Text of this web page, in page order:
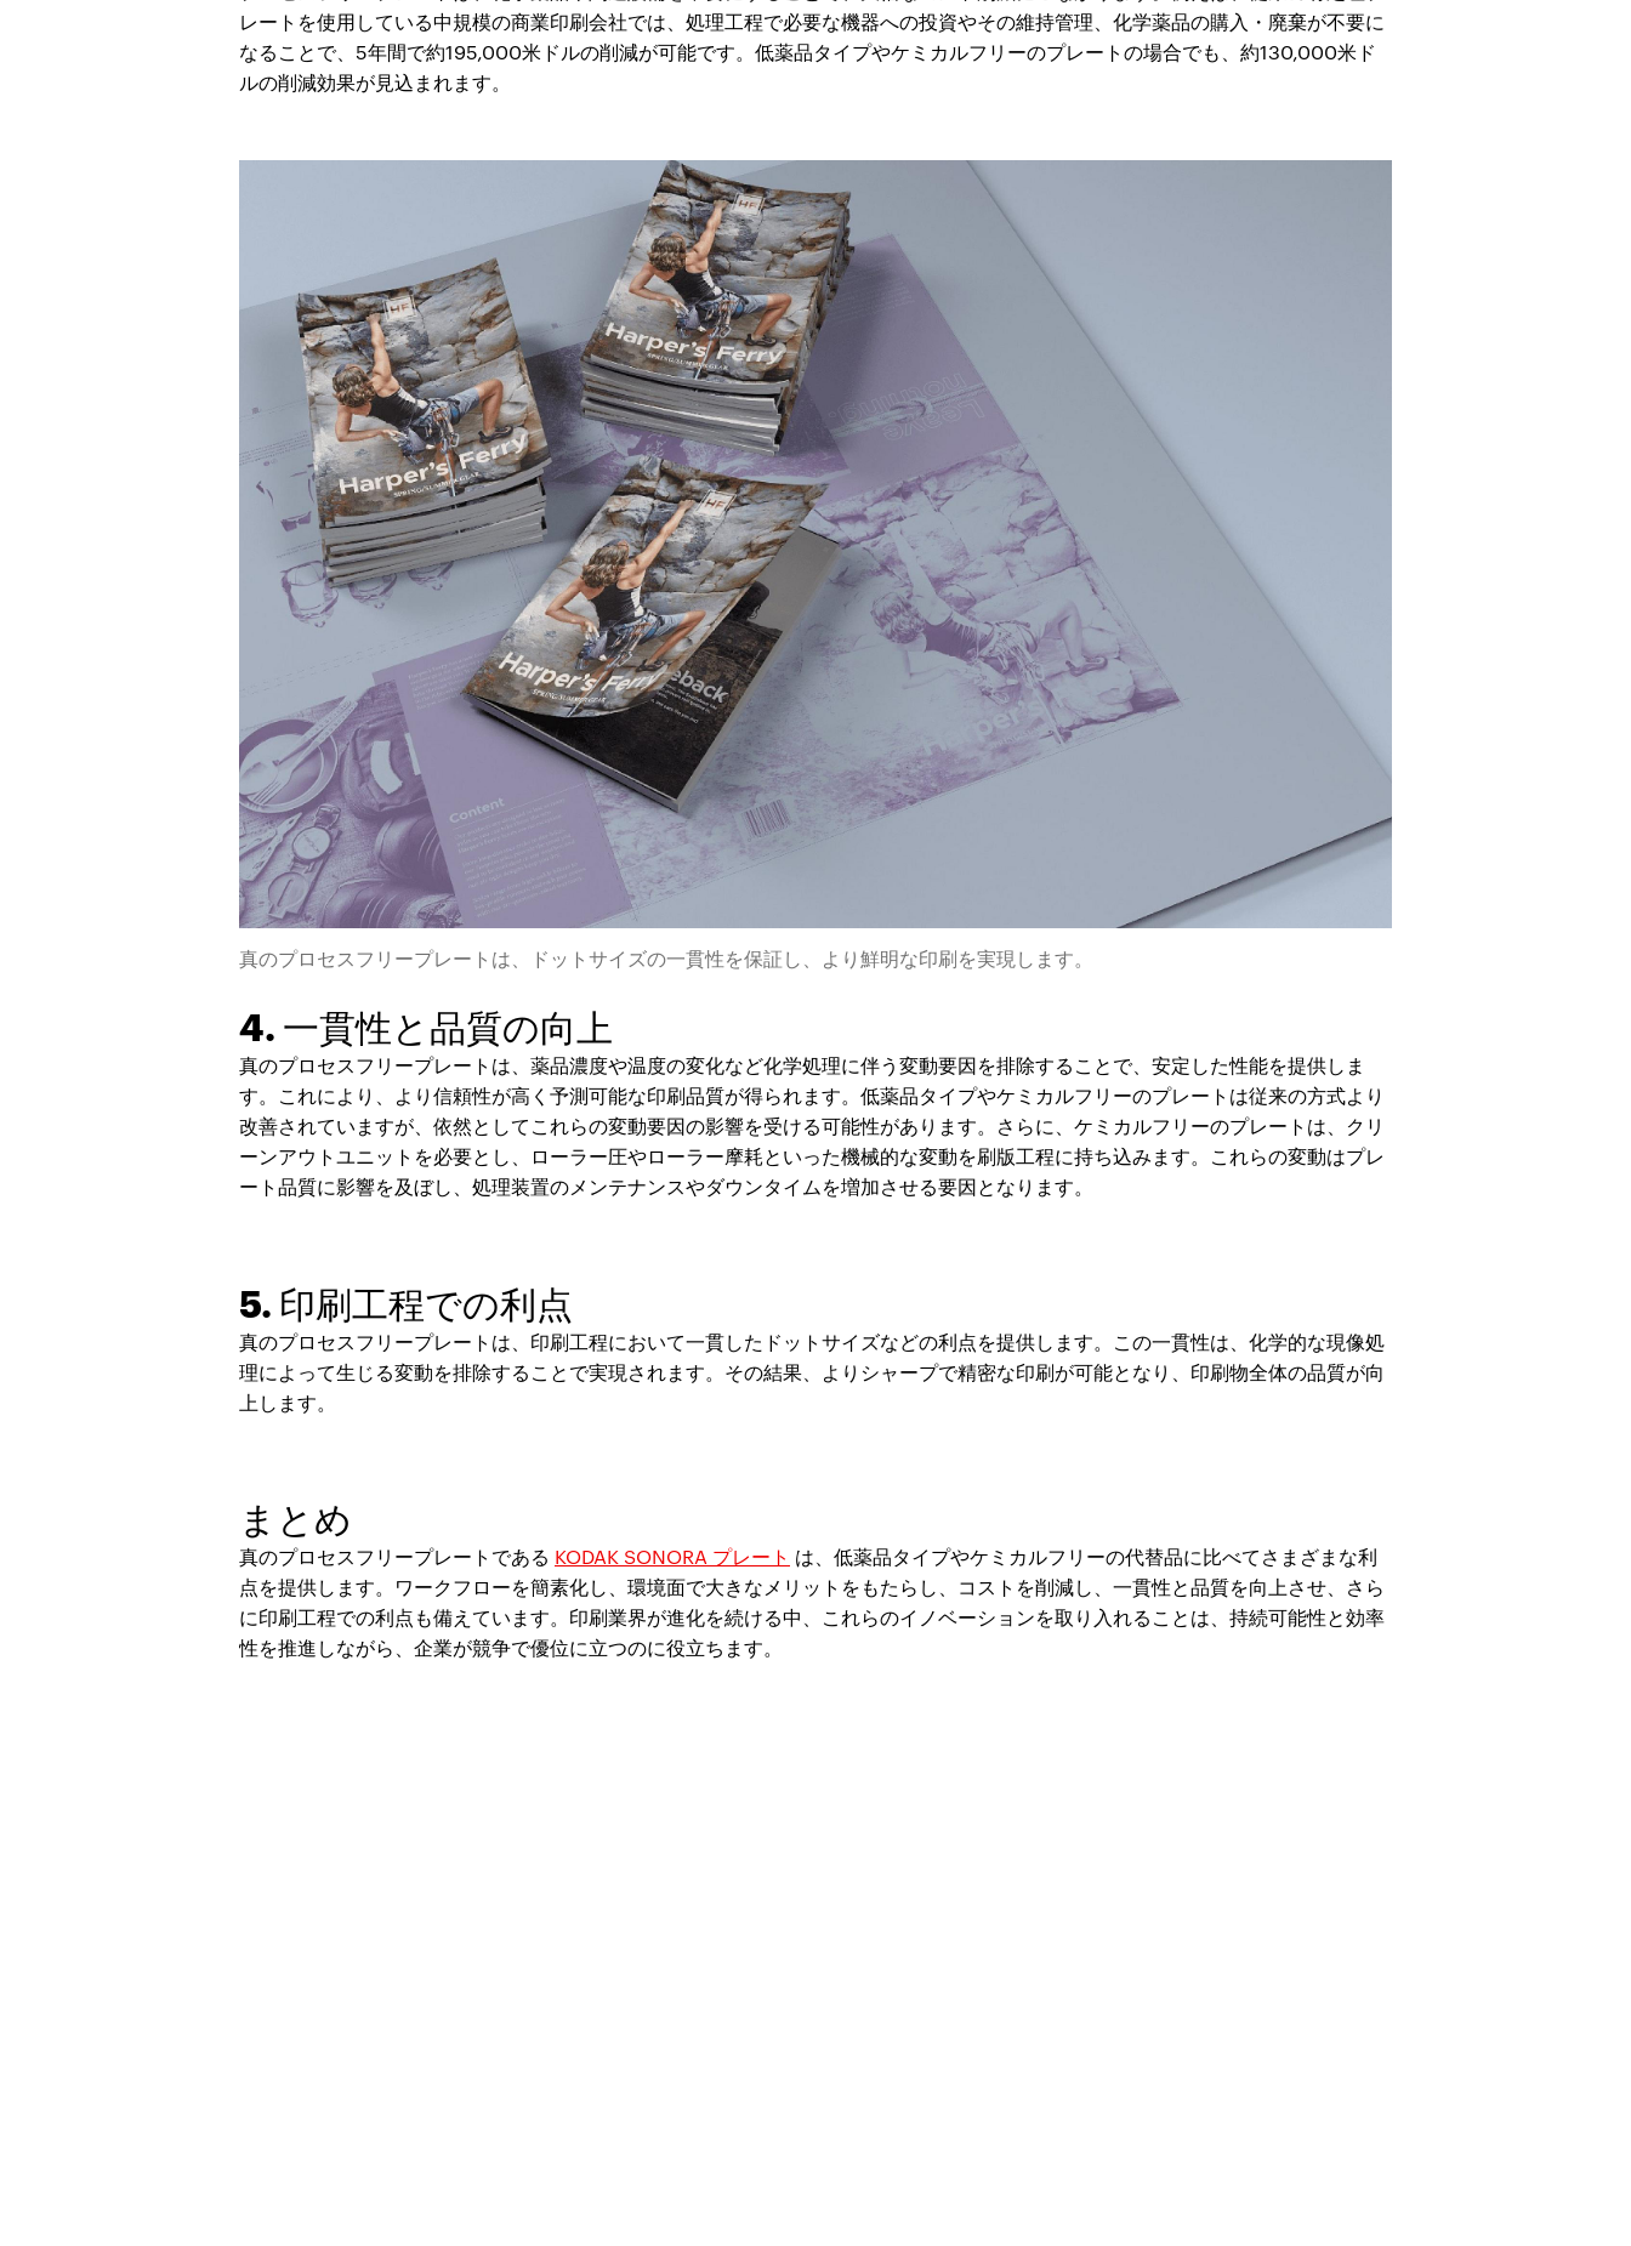
レートを使用している中規模の商業印刷会社では、処理工程で必要な機器への投資やその維持管理、化学薬品の購入・廃棄が不要に
なることで、5年間で約195,000米ドルの削減が可能です。低薬品タイプやケミカルフリーのプレートの場合でも、約130,000米ド
ルの削減効果が見込まれます。
真のプロセスフリープレートは、ドットサイズの一貫性を保証し、より鮮明な印刷を実現します。
4. 一貫性と品質の向上
真のプロセスフリープレートは、薬品濃度や温度の変化など化学処理に伴う変動要因を排除することで、安定した性能を提供しま
す。これにより、より信頼性が高く予測可能な印刷品質が得られます。低薬品タイプやケミカルフリーのプレートは従来の方式より
改善されていますが、依然としてこれらの変動要因の影響を受ける可能性があります。さらに、ケミカルフリーのプレートは、クリ
ーンアウトユニットを必要とし、ローラー圧やローラー摩耗といった機械的な変動を刷版工程に持ち込みます。これらの変動はプレ
ート品質に影響を及ぼし、処理装置のメンテナンスやダウンタイムを増加させる要因となります。
5. 印刷工程での利点
真のプロセスフリープレートは、印刷工程において一貫したドットサイズなどの利点を提供します。この一貫性は、化学的な現像処
理によって生じる変動を排除することで実現されます。その結果、よりシャープで精密な印刷が可能となり、印刷物全体の品質が向
上します。
まとめ
真のプロセスフリープレートである KODAK SONORA プレート は、低薬品タイプやケミカルフリーの代替品に比べてさまざまな利
点を提供します。ワークフローを簡素化し、環境面で大きなメリットをもたらし、コストを削減し、一貫性と品質を向上させ、さら
に印刷工程での利点も備えています。印刷業界が進化を続ける中、これらのイノベーションを取り入れることは、持続可能性と効率
性を推進しながら、企業が競争で優位に立つのに役立ちます。